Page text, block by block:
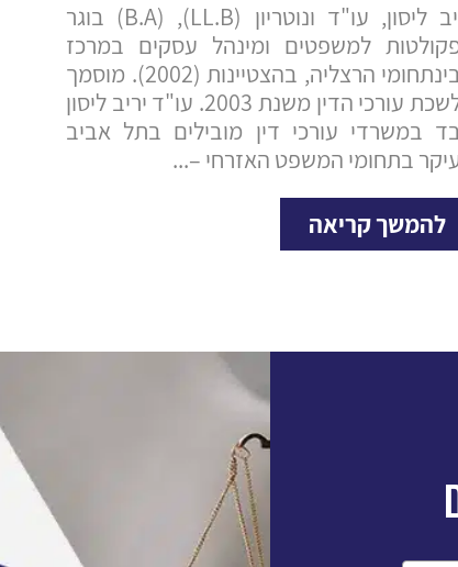
חיפה (ראשי) סניף מרכז
יריב ליסון, עו"ד ונוטריון (LL.B), (B.A) בוגר
למשפטים ומינהל עסקים במרכז
הבינתחומי הרצליה, בהצטיינות (2002). מוסמך
בלשכת עורכי הדין משנת 2003. עו"ד יריב ליסון
במשרדי עורכי דין מובילים בתל אביב
בתחומי המשפט האזרחי –...
להמשך קריאה